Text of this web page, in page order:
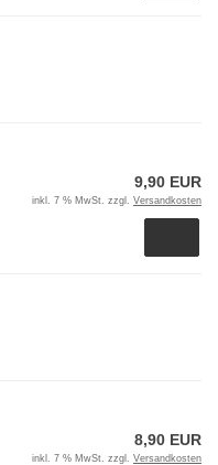
9,90 EUR
inkl. 7 % MwSt. zzgl. Versandkosten
8,90 EUR
inkl. 7 % MwSt. zzgl. Versandkosten